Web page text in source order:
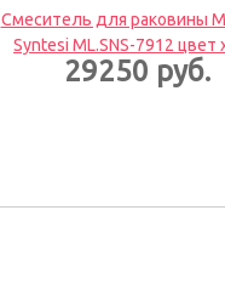
Смеситель для раковины
Syntesi ML.SNS-7912 цвет
29250 руб.